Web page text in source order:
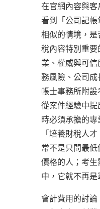
在官網內容與
看到「公司記
相似的情境，
稅內容特別重
業、權威與可
務風險、公司
帳士事務所附
從案件經驗中
時必須承擔的
「培養財稅人
常不是只問最
價格的人；考
中，它就不再
會計費用的討